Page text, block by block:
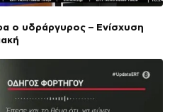
ο υδράργυρος – Ενίσχυση